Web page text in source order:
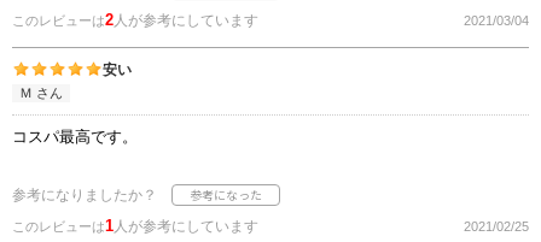
このレビューは2人が参考にしています 2021/03/04
安い
Ｍ さん
コスパ最高です。
参考になりましたか？
このレビューは1人が参考にしています 2021/02/25